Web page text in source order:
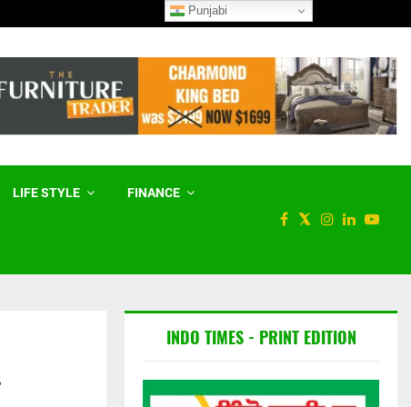
ਹਰਿਆਣਾ ਸਰਕਾਰ ਕਾਮਨਵੈੱਲਥ
LIFE STYLE FINANCE
INDO TIMES - PRINT EDITION
Punjabi